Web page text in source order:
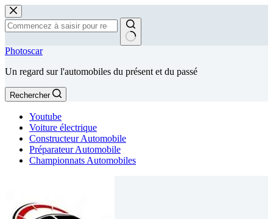
Passer
au
contenu
Aucun
Photoscar
Un regard sur l'automobiles du présent et du passé
Rechercher
Youtube
Voiture électrique
Constructeur Automobile
Préparateur Automobile
Championnats Automobiles